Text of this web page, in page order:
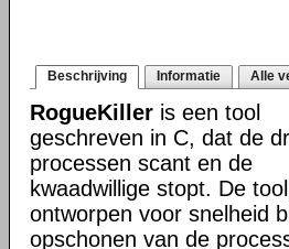
Beschrijving Informatie Alle
RogueKiller is een tool
geschreven in C, dat de
processen scant en de
kwaadwillige stopt. De
ontworpen voor snelheid
opschonen van de